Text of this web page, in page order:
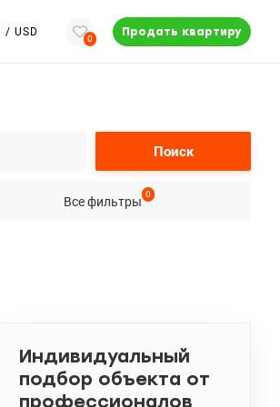
/ USD
0
Продать квартиру
Поиск
Все фильтры
0
Индивидуальный
подбор объекта от
профессионалов